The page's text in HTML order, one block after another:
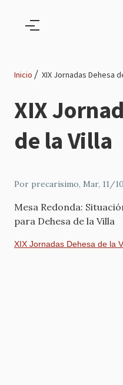
Ruta
de
navegación
Inicio XIX Jornadas Dehesa
XIX
de la Villa
Por precarisimo, Mar, 11/
Mesa Redonda:
para Dehesa de la Villa
XIX Jornadas Dehesa de la